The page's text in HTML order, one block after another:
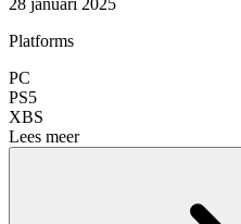
Platforms
PC
PS5
XBS
Lees meer